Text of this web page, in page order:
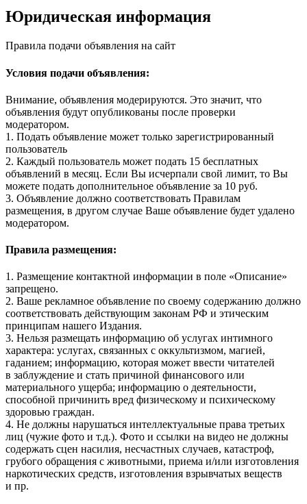
Юридическая информация
Правила подачи объявления на сайт
Условия подачи объявления:
Внимание, объявления модерируются. Это значит, что
объявления будут опубликованы после проверки
модератором.
1. Подать объявление может только зарегистрированный
пользователь
2. Каждый пользователь может подать 15 бесплатных
объявлений в месяц. Если Вы исчерпали свой лимит, то Вы
можете подать дополнительное объявление за 10 руб.
3. Объявление должно соответствовать Правилам
размещения, в другом случае Ваше объявление будет удалено
модератором.
Правила размещения:
1. Размещение контактной информации в поле «Описание»
запрещено.
2. Ваше рекламное объявление по своему содержанию должно
соответствовать действующим законам РФ и этическим
принципам нашего Издания.
3. Нельзя размещать информацию об услугах интимного
характера: услугах, связанных с оккультизмом, магией,
гаданием; информацию, которая может ввести читателей
в заблуждение и стать причиной финансового или
материального ущерба; информацию о деятельности,
способной причинить вред физическому и психическому
здоровью граждан.
4. Не должны нарушаться интеллектуальные права третьих
лиц (чужие фото и т.д.). Фото и ссылки на видео не должны
содержать сцен насилия, несчастных случаев, катастроф,
грубого обращения с животными, приема и/или изготовления
наркотических средств, изготовления взрывчатых веществ
и пр.